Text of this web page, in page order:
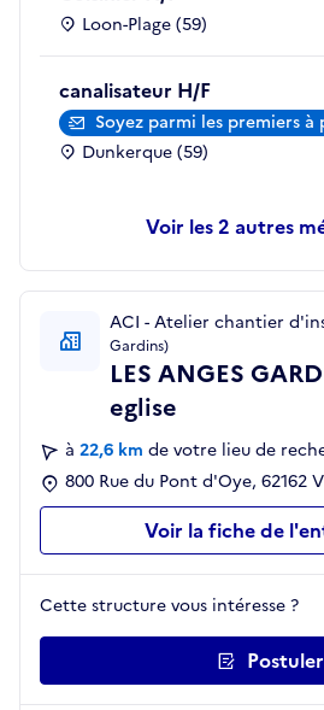
Loon-Plage (59)
canalisateur H/F
Soyez parmi les premiers à
Dunkerque (59)
les 2 autres
ACI - Atelier chantier
Gardins)
LES ANGES
eglise
à 22,6 km de votre lieu de
800 Rue du Pont d'Oye, 62162
Voir la fiche de
Cette structure vous intéresse ?
Postuler